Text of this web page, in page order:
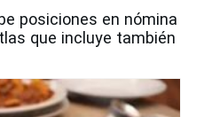
posiciones en nómina
que incluye también